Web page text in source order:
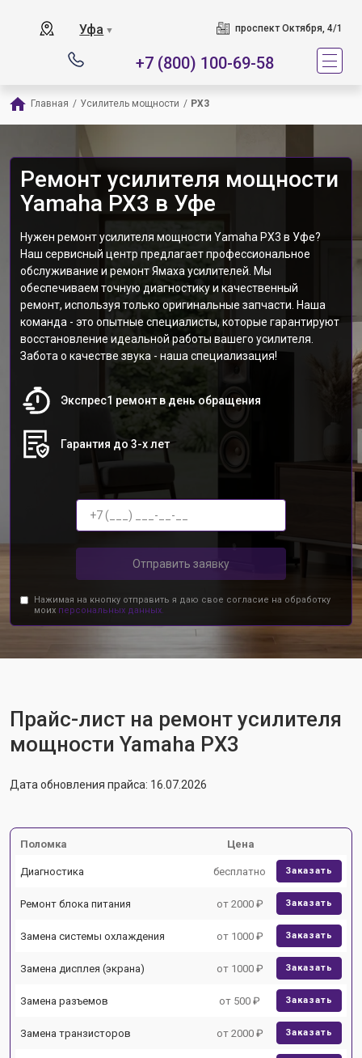
Уфа ▼ проспект Октября, 4/1
+7 (800) 100-69-58
Главная / Усилитель мощности / PX3
Ремонт усилителя мощности
Yamaha PX3 в Уфе
Нужен ремонт усилителя мощности Yamaha PX3 в Уфе?
Наш сервисный центр предлагает профессиональное
обслуживание и ремонт Ямаха усилителей. Мы
обеспечиваем точную диагностику и качественный
ремонт, используя только оригинальные запчасти. Наша
команда - это опытные специалисты, которые гарантируют
восстановление идеальной работы вашего усилителя.
Забота о качестве звука - наша специализация!
Экспрес1 ремонт в день обращения
Гарантия до 3-х лет
Отправить заявку
Нажимая на кнопку отправить я даю свое согласие на обработку
моих персональных данных.
Прайс-лист на ремонт усилителя
мощности Yamaha PX3
Дата обновления прайса: 16.07.2026
Поломка Цена
Диагностика бесплатно Заказать
Ремонт блока питания от 2000 ₽ Заказать
Замена системы охлаждения от 1000 ₽ Заказать
Замена дисплея (экрана) от 1000 ₽ Заказать
Замена разъемов от 500 ₽ Заказать
Замена транзисторов от 2000 ₽ Заказать